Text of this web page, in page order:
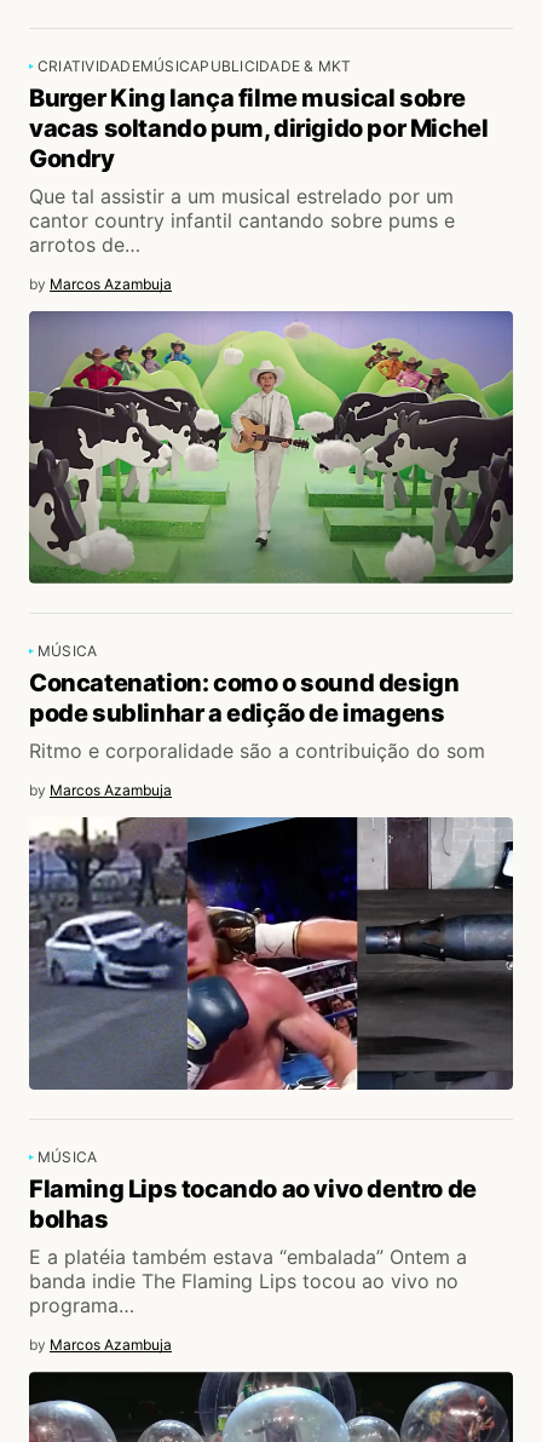
CRIATIVIDADEMÚSICAPUBLICIDADE & MKT
Burger King lança filme musical sobre
vacas soltando pum, dirigido por Michel
Gondry
Que tal assistir a um musical estrelado por um
cantor country infantil cantando sobre pums e
arrotos de…
by Marcos Azambuja
MÚSICA
Concatenation: como o sound design
pode sublinhar a edição de imagens
Ritmo e corporalidade são a contribuição do som
by Marcos Azambuja
MÚSICA
Flaming Lips tocando ao vivo dentro de
bolhas
E a platéia também estava “embalada” Ontem a
banda indie The Flaming Lips tocou ao vivo no
programa…
by Marcos Azambuja